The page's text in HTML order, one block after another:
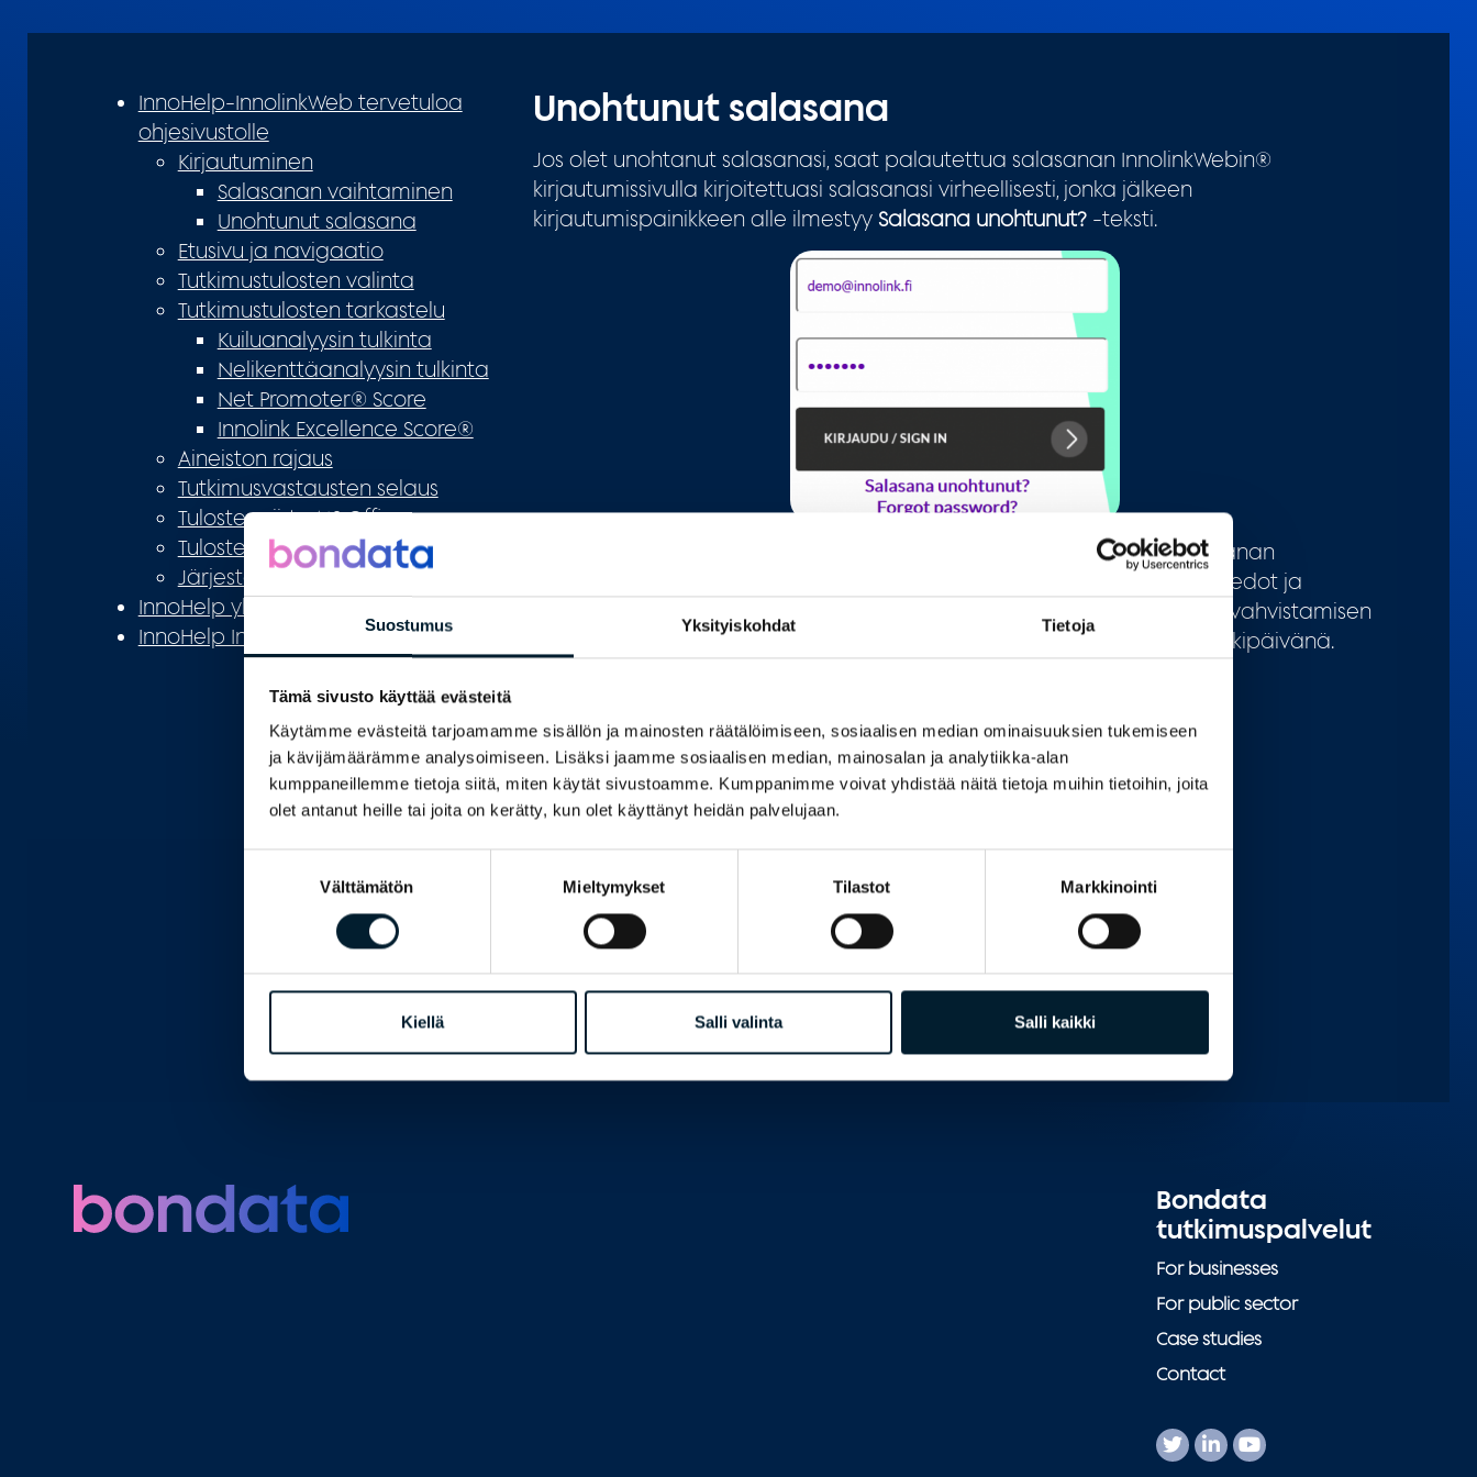
Suostumus Yksityiskohdat Tietoja
Tämä sivusto käyttää evästeitä
Käytämme evästeitä tarjoamamme sisällön ja mainosten räätälöimiseen, sosiaalisen median ominaisuuksien tukemiseen
ja kävijämäärämme analysoimiseen. Lisäksi jaamme sosiaalisen median, mainosalan ja analytiikka-alan
kumppaneillemme tietoja siitä, miten käytät sivustoamme. Kumppanimme voivat yhdistää näitä tietoja muihin tietoihin, joita
olet antanut heille tai joita on kerätty, kun olet käyttänyt heidän palvelujaan.
Välttämätön Mieltymykset Tilastot Markkinointi
Kiellä Salli valinta Salli kaikki
InnoHelp-InnolinkWeb tervetuloa
ohjesivustolle
Kirjautuminen
Salasanan vaihtaminen
Unohtunut salasana
Etusivu ja navigaatio
Tutkimustulosten valinta
Tutkimustulosten tarkastelu
Kuiluanalyysin tulkinta
Nelikenttäanalyysin tulkinta
Net Promoter® Score
Innolink Excellence Score®
Aineiston rajaus
Tutkimusvastausten selaus
Tulosten siirto MS Officeen
Tulosten tulostaminen
Järjestelmävaatimukset
InnoHelp yhteystiedot
InnoHelp In English
Unohtunut salasana
Jos olet unohtanut salasanasi, saat palautettua salasanan InnolinkWebin®
kirjautumissivulla kirjoitettuasi salasanasi virheellisesti, jonka jälkeen
kirjautumispainikkeen alle ilmestyy Salasana unohtunut?-teksti.
ja uusi sivu aukeaa. Voit tilata uuden salasanan
järjestelmään täyttämällä nimesi, käyttäjätunnuksesi, mahdolliset lisätiedot ja
. Uusi salasana toimitetaan käyttöoikeuden vahvistamisen
jälkeen antamaasi sähköpostiosoitteeseen viimeistään seuraavana arkipäivänä.
Bondata
tutkimuspalvelut
For businesses
For public sector
Case studies
Contact